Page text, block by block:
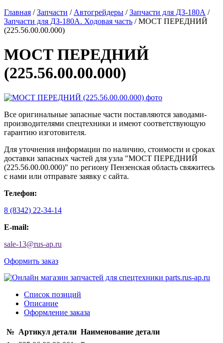
Главная /Запчасти / Автогрейдеры /Запчасти для ДЗ-180А /
Запчасти для ДЗ-180А. Ходовая часть /МОСТ ПЕРЕДНИЙ
(225.56.00.00.000)
МОСТ ПЕРЕДНИЙ
(225.56.00.00.000)
Все оригинальные запасные части поставляются заводами-
производителями спецтехники и имеют соответствующую
гарантию изготовителя.
Для уточнения информации по наличию, стоимости и сроках
доставки запасных частей для узла "МОСТ ПЕРЕДНИЙ
(225.56.00.00.000)" по региону Пензенская область свяжитесь
с нами или отправьте заявку с сайта.
Телефон:
8 (8342) 22-34-14
E-mail:
sale-13@rus-ap.ru
Оформить заказ
Список позиций
Описание
Оформление заказа
№ Артикул детали Наименование детали